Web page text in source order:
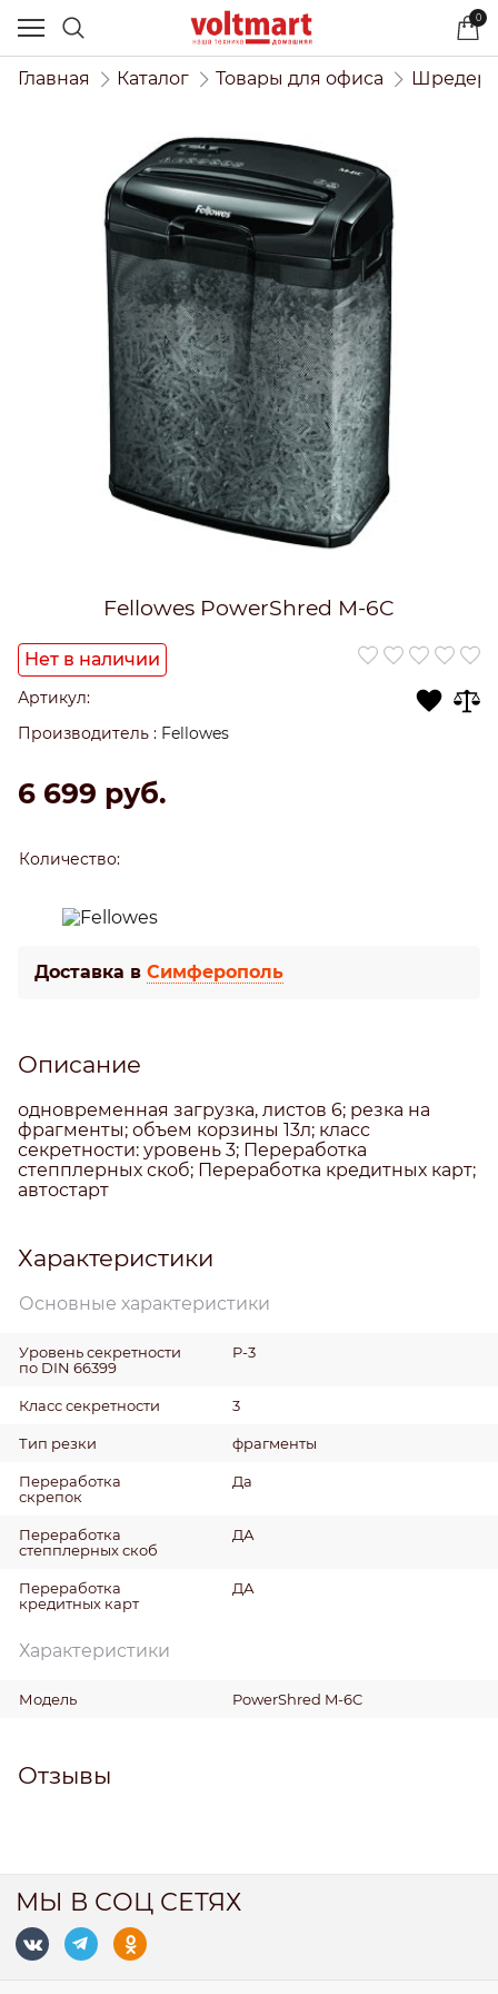
0
Главная Каталог Товары для офиса
Fellowes PowerShred M-6C
Нет в наличии
Артикул:
Производитель : Fellowes
6 699 руб.
Количество:
Доставка в Симферополь
Описание
одновременная загрузка, листов 6; резка на
фрагменты; объем корзины 13л; класс
секретности: уровень 3; Переработка
степплерных скоб; Переработка кредитных карт;
автостарт
Характеристики
Основные характеристики
Уровень секретности
по DIN 66399
P-3
Класс секретности 3
Тип резки фрагменты
Переработка
скрепок
Да
Переработка
степплерных скоб
ДА
Переработка
кредитных карт
ДА
Характеристики
Модель PowerShred M-6C
Отзывы
МЫ В СОЦ СЕТЯХ